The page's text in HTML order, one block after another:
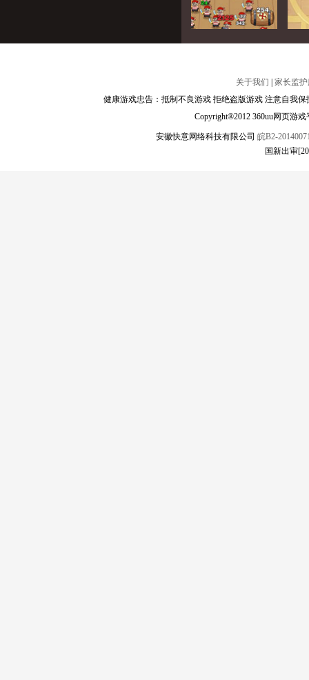
关于我们
家长监
健康游戏忠告：抵制不良游戏 拒绝盗版游戏 注意自我
Copyright®2012 360uu网页游
安徽快意网络科技有限公司 皖B2-
国新出审